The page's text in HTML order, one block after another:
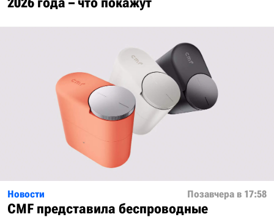
Новости Позавчера в 17:58
CMF представила беспроводные